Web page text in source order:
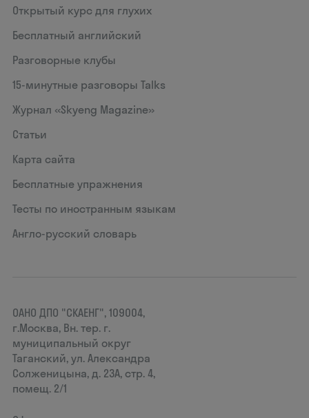
Открытый курс для глухих
Бесплатный английский
Разговорные клубы
15‑минутные разговоры Talks
Журнал «Skyeng Magazine»
Статьи
Карта сайта
Бесплатные упражнения
Тесты по иностранным языкам
Англо-русский словарь
ОАНО ДПО "СКАЕНГ", 109004,
г.Москва, Вн. тер. г.
муниципальный округ
Таганский, ул. Александра
Солженицына, д. 23А, стр. 4,
помещ. 2/1